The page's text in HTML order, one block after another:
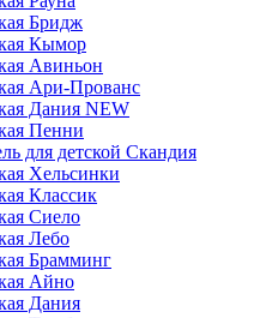
Бридж
Кымор
Авиньон
Ари-Прованс
Дания NEW
Пенни
для детской Скандия
Хельсинки
Классик
Сиело
Лебо
Брамминг
Айно
Дания